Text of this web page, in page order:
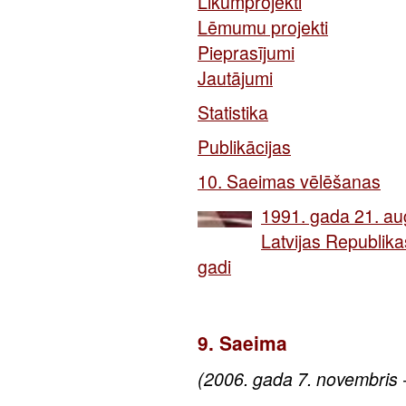
Lēmumu projekti
Pieprasījumi
Jautājumi
Statistika
Publikācijas
10. Saeimas vēlēšanas
1991. gada 21.
Latvijas
gadi
9. Saeima
(2006. gada 7.